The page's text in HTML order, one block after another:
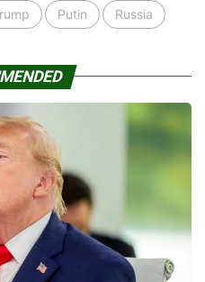
Putin Russia